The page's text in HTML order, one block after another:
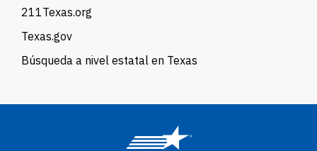
211Texas.org
Texas.gov
Búsqueda a nivel estatal en Texas